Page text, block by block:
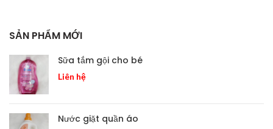
SẢN PHẨM MỚI
Sữa tắm gội cho bé
Liên hệ
Nước giặt quần áo